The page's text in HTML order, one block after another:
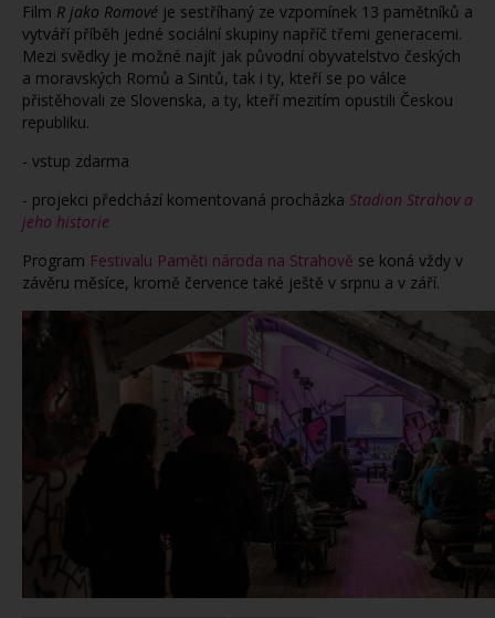
Film R jako Romové je sestříhaný ze vzpomínek 13 pamětníků a
vytváří příběh jedné sociální skupiny napříč třemi generacemi.
Mezi svědky je možné najít jak původní obyvatelstvo českých
a moravských Romů a Sintů, tak i ty, kteří se po válce
přistěhovali ze Slovenska, a ty, kteří mezitím opustili Českou
republiku.
- vstup zdarma
- projekci předchází komentovaná procházka Stadion Strahov a
jeho historie
Program Festivalu Paměti národa na Strahově se koná vždy v
závěru měsíce, kromě července také ještě v srpnu a v září.